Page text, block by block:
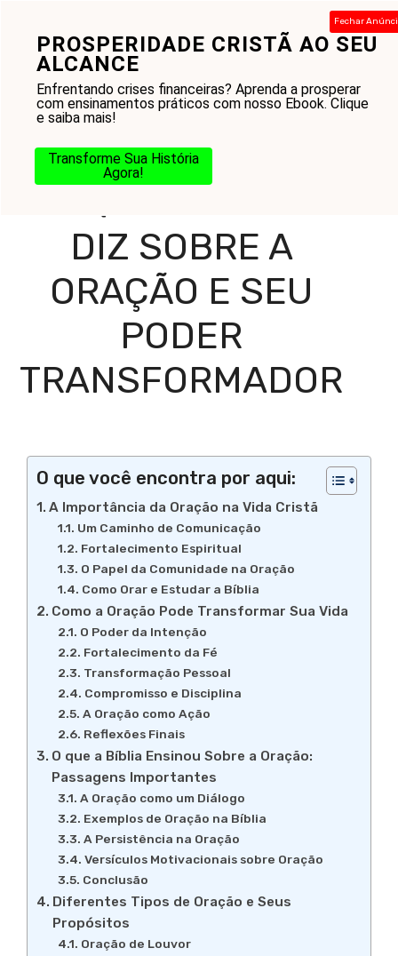
PROSPERIDADE CRISTÃ AO SEU
ALCANCE
Enfrentando crises financeiras? Aprenda a prosperar
com ensinamentos práticos com nosso Ebook. Clique
e saiba mais!
Transforme Sua História
Agora!
Fechar
conteúdo
Menu
Sobre a Oração e Seu Poder Transformador
DIZ SOBRE A
ORAÇÃO E SEU
PODER
TRANSFORMADOR
O que você encontra por aqui:
A Importância da Oração na Vida Cristã
Um Caminho de Comunicação
Fortalecimento Espiritual
O Papel da Comunidade na Oração
Como Orar e Estudar a Bíblia
Como a Oração Pode Transformar Sua Vida
O Poder da Intenção
Fortalecimento da Fé
Transformação Pessoal
Compromisso e Disciplina
A Oração como Ação
Reflexões Finais
O que a Bíblia Ensinou Sobre a Oração:
Passagens Importantes
A Oração como um Diálogo
Exemplos de Oração na Bíblia
A Persistência na Oração
Versículos Motivacionais sobre Oração
Conclusão
Diferentes Tipos de Oração e Seus
Propósitos
Oração de Louvor